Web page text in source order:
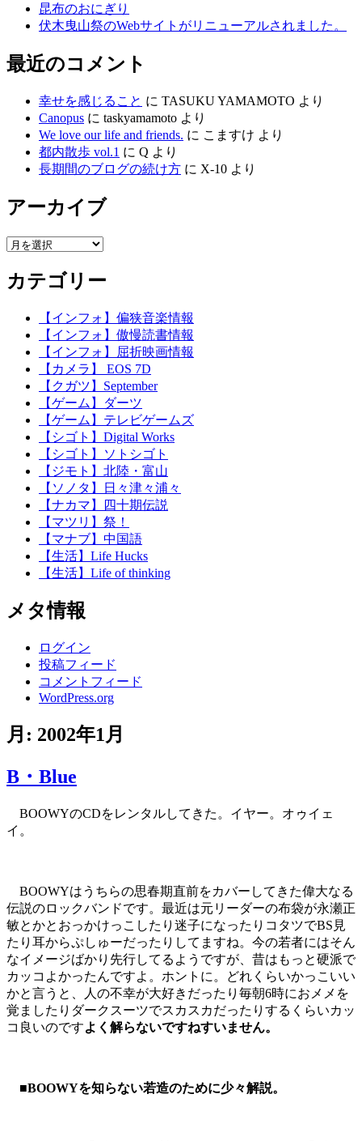
昆布のおにぎり
伏木曳山祭のWebサイトがリニューアルされました。
最近のコメント
幸せを感じること に TASUKU YAMAMOTO より
Canopus に taskyamamoto より
We love our life and friends. に こますけ より
都内散歩 vol.1 に Q より
長期間のブログの続け方 に X-10 より
アーカイブ
ア
カ
イ
カテゴリー
【インフォ】偏狭音楽情報
【インフォ】傲慢読書情報
【インフォ】屈折映画情報
【カメラ】 EOS 7D
【クガツ】September
【ゲーム】ダーツ
【ゲーム】テレビゲームズ
【シゴト】Digital Works
【シゴト】ソトシゴト
【ジモト】北陸・富山
【ソノタ】日々津々浦々
【ナカマ】四十期伝説
【マツリ】祭！
【マナブ】中国語
【生活】Life Hucks
【生活】Life of thinking
メタ情報
ログイン
投稿フィード
コメントフィード
WordPress.org
月: 2002年1月
B・Blue
BOOWYのCDをレンタルしてきた。イヤー。オゥイェ
イ。
BOOWYはうちらの思春期直前をカバーしてきた偉大なる
伝説のロックバンドです。最近は元リーダーの布袋が永瀬正
敏とかとおっかけっこしたり迷子になったりコタツでBS見
たり耳からぷしゅーだったりしてますね。今の若者にはそん
なイメージばかり先行してるようですが、昔はもっと硬派で
カッコよかったんですよ。ホントに。どれくらいかっこいい
かと言うと、人の不幸が大好きだったり毎朝6時におメメを
覚ましたりダークスーツでスカスカだったりするくらいカッ
コ良いのですよく解らないですねすいません。
■BOOWYを知らない若造のために少々解説。